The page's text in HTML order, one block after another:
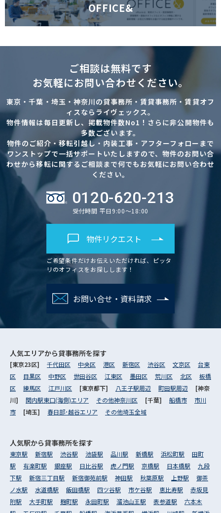
OFFICE&
ご相談は無料です
お気軽にお問い合わせください。
東京・千葉・埼玉・神奈川の貸事務所・賃貸事務所・賃貸オフ
ィスならライヴェックス。
物件情報は毎日更新し、掲載物件数No1！さらに非公開物件も
多数ございます。
物件のご紹介・移転引越し・内装工事・アフターフォローまで
ワンストップで一括サポートいたしますので、物件のお問い合
わせから移転に関するご相談まで何でもお気軽にお問い合わせ
ください。
0120-620-213
受付時間 平日9:00～18:00
物件リクエスト
ご希望条件だけお伝えいただければ、ピッタ
リのオフィスをお探しします！
お問い合せ・資料請求
人気エリアから貸事務所を探す
[東京23区] 千代田区 中央区 港区 新宿区 渋谷区 文京区
台東
区
目黒区 中野区 世田谷区 江東区 墨田区 荒川区 北区
板橋
区
練馬区 江戸川区 [東京都下] 八王子駅周辺 町田駅周辺
[神奈
川] 関内駅東口(海側)エリア その他神奈川区 [千葉] 船橋市
市川
市
[埼玉] 春日部･越谷エリア その他埼玉全域
人気駅から貸事務所を探す
東京駅 新宿駅 渋谷駅 池袋駅 品川駅 新橋駅 浜松町駅
田町
駅
有楽町駅 銀座駅 日比谷駅 虎ノ門駅 京橋駅 日本橋駅
九段
下駅
新宿三丁目駅 新宿御苑前駅 神田駅 秋葉原駅 上野駅
御茶
ノ水駅
水道橋駅 飯田橋駅 四ツ谷駅 市ケ谷駅 恵比寿駅
赤坂見
附駅
大手町駅 麹町駅 永田町駅 溜池山王駅 表参道駅
六本木